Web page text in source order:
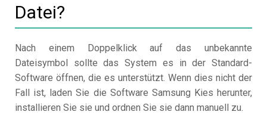
Datei?
Nach einem Doppelklick auf das unbekannte
Dateisymbol sollte das System es in der Standard-
Software öffnen, die es unterstützt. Wenn dies nicht der
Fall ist, laden Sie die Software Samsung Kies herunter,
installieren Sie sie und ordnen Sie sie dann manuell zu.